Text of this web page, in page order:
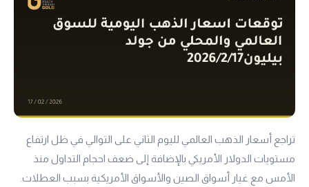
تراجع أسعار الذهب العالمي لليوم الثاني على التوالي في ظل ارتفاع
مستويات الدولار الأمريكي بالإضافة إلى ضعف احجام التداول منذ
الأمس مع غيار أسواق الصين والأسواق الأمريكية بسبب العطلات.